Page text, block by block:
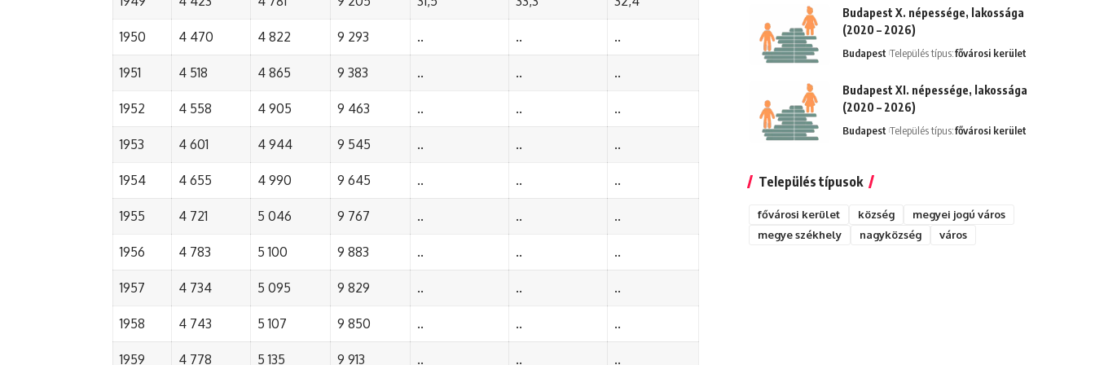
1950 4 470 4 822 9 293 .. .. ..
1951 4 518 4 865 9 383 .. .. ..
1952 4 558 4 905 9 463 .. .. ..
1953 4 601 4 944 9 545 .. .. ..
1954 4 655 4 990 9 645 .. .. ..
1955 4 721 5 046 9 767 .. .. ..
1956 4 783 5 100 9 883 .. .. ..
1957 4 734 5 095 9 829 .. .. ..
1958 4 743 5 107 9 850 .. .. ..
1959 4 778 5 135 9 913 .. .. ..
Budapest X. népessége, lakossága
(2020 – 2026)
Budapest Település típus:fővárosi kerület
Budapest XI. népessége, lakossága
(2020 – 2026)
Budapest Település típus:fővárosi kerület
Település típusok
fővárosi kerület község
megyei jogú város
megye székhely
nagyközség város